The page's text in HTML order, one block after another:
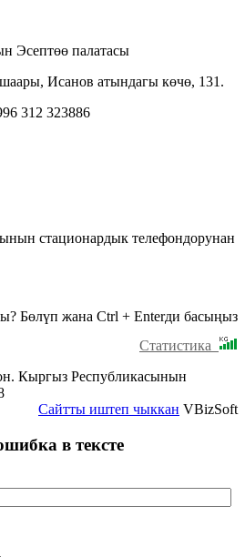
Эсептөө палатасы
Исанов атындагы көчө, 131.
312 323886
стационардык телефондорунан
Бөлүп жана Ctrl + Enterди басыңыз
Статистика
Кыргыз Республикасынын
Сайтты иштеп чыккан VBizSoft
в тексте